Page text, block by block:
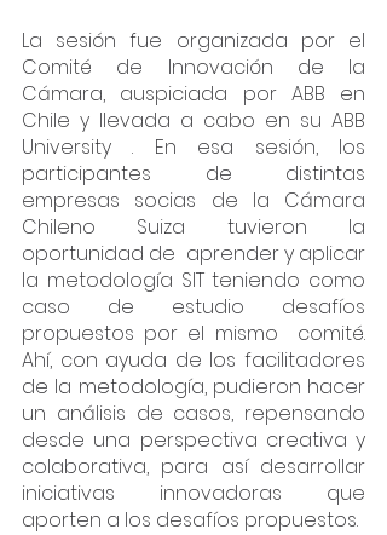
La sesión fue organizada por el
Comité de Innovación de la
Cámara, auspiciada por ABB en
Chile y llevada a cabo en su ABB
University . En esa sesión, los
participantes de distintas
empresas socias de la Cámara
Chileno Suiza tuvieron la
oportunidad de  aprender y aplicar
la metodología SIT teniendo como
caso de estudio desafíos
propuestos por el mismo  comité.
Ahí, con ayuda de los facilitadores
de la metodología, pudieron hacer
un análisis de casos, repensando
desde una perspectiva creativa y
colaborativa, para así desarrollar
iniciativas innovadoras que
aporten a los desafíos propuestos.